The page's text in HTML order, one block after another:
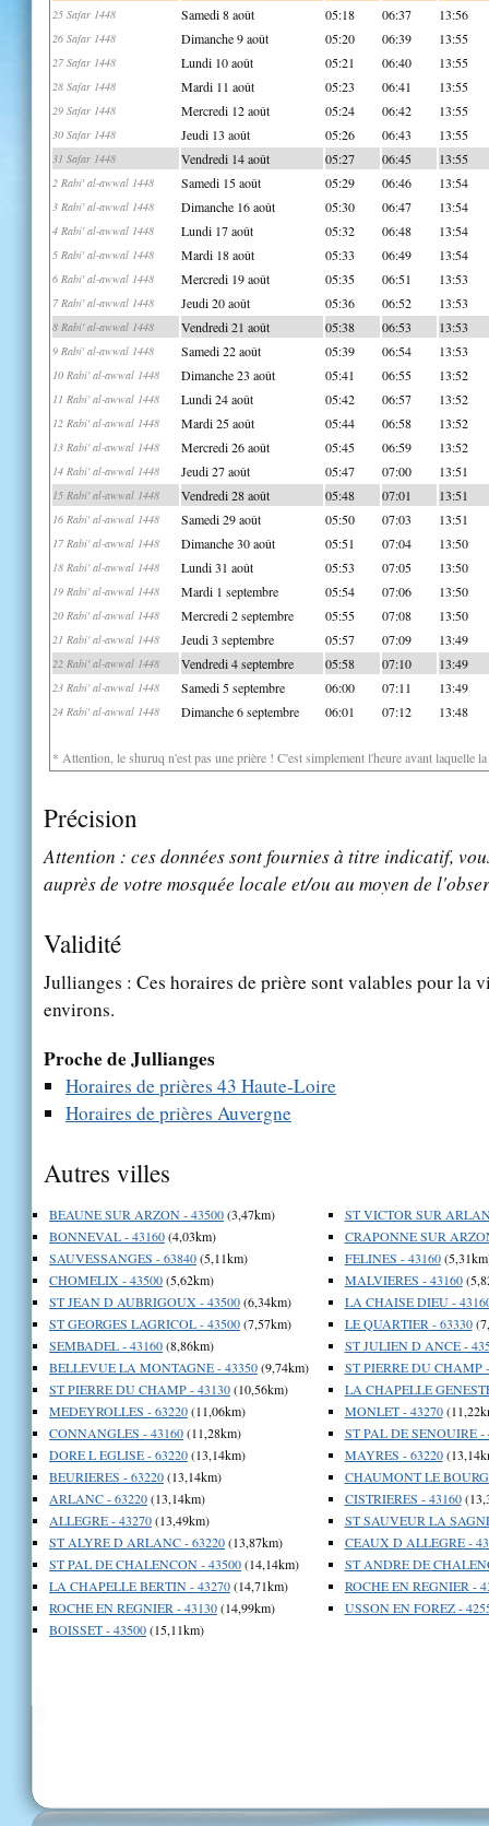
25 Safar 1448 Samedi 8 août 05:18 06:37 13:56
26 Safar 1448 Dimanche 9 août 05:20 06:39 13:55
27 Safar 1448 Lundi 10 août 05:21 06:40 13:55
28 Safar 1448 Mardi 11 août 05:23 06:41 13:55
29 Safar 1448 Mercredi 12 août 05:24 06:42 13:55
30 Safar 1448 Jeudi 13 août 05:26 06:43 13:55
31 Safar 1448 Vendredi 14 août 05:27 06:45 13:55
2 Rabi' al-awwal 1448 Samedi 15 août 05:29 06:46 13:54
3 Rabi' al-awwal 1448 Dimanche 16 août 05:30 06:47 13:54
4 Rabi' al-awwal 1448 Lundi 17 août 05:32 06:48 13:54
5 Rabi' al-awwal 1448 Mardi 18 août 05:33 06:49 13:54
6 Rabi' al-awwal 1448 Mercredi 19 août 05:35 06:51 13:53
7 Rabi' al-awwal 1448 Jeudi 20 août 05:36 06:52 13:53
8 Rabi' al-awwal 1448 Vendredi 21 août 05:38 06:53 13:53
9 Rabi' al-awwal 1448 Samedi 22 août 05:39 06:54 13:53
10 Rabi' al-awwal 1448 Dimanche 23 août 05:41 06:55 13:52
11 Rabi' al-awwal 1448 Lundi 24 août 05:42 06:57 13:52
12 Rabi' al-awwal 1448 Mardi 25 août 05:44 06:58 13:52
13 Rabi' al-awwal 1448 Mercredi 26 août 05:45 06:59 13:52
14 Rabi' al-awwal 1448 Jeudi 27 août 05:47 07:00 13:51
15 Rabi' al-awwal 1448 Vendredi 28 août 05:48 07:01 13:51
16 Rabi' al-awwal 1448 Samedi 29 août 05:50 07:03 13:51
17 Rabi' al-awwal 1448 Dimanche 30 août 05:51 07:04 13:50
18 Rabi' al-awwal 1448 Lundi 31 août 05:53 07:05 13:50
19 Rabi' al-awwal 1448 Mardi 1 septembre 05:54 07:06 13:50
20 Rabi' al-awwal 1448 Mercredi 2 septembre 05:55 07:08 13:50
21 Rabi' al-awwal 1448 Jeudi 3 septembre 05:57 07:09 13:49
22 Rabi' al-awwal 1448 Vendredi 4 septembre 05:58 07:10 13:49
23 Rabi' al-awwal 1448 Samedi 5 septembre 06:00 07:11 13:49
24 Rabi' al-awwal 1448 Dimanche 6 septembre 06:01 07:12 13:48
* Attention, le shuruq n'est pas une prière ! C'est simplement l'heure avant laquelle
Précision
Attention : ces données sont fournies à titre indicatif,
auprès de votre mosquée locale et/ou au moyen de
Validité
Jullianges : Ces horaires de prière sont valables pour la
environs.
Proche de Jullianges
Horaires de prières 43 Haute-Loire
Horaires de prières Auvergne
Autres villes
BEAUNE SUR ARZON - 43500(3,47km)
BONNEVAL - 43160(4,03km)
SAUVESSANGES - 63840(5,11km)
CHOMELIX - 43500(5,62km)
ST JEAN D AUBRIGOUX - 43500(6,34km)
ST GEORGES LAGRICOL - 43500(7,57km)
SEMBADEL - 43160(8,86km)
BELLEVUE LA MONTAGNE - 43350(9,74km)
ST PIERRE DU CHAMP - 43130(10,56km)
MEDEYROLLES - 63220(11,06km)
CONNANGLES - 43160(11,28km)
DORE L EGLISE - 63220(13,14km)
BEURIERES - 63220(13,14km)
ARLANC - 63220(13,14km)
ALLEGRE - 43270(13,49km)
ST ALYRE D ARLANC - 63220(13,87km)
ST PAL DE CHALENCON - 43500(14,14km)
LA CHAPELLE BERTIN - 43270(14,71km)
ROCHE EN REGNIER - 43130(14,99km)
BOISSET - 43500(15,11km)
ST VICTOR SUR
CRAPONNE SUR
FELINES - 43160
MALVIERES - 43160
LA CHAISE DIEU -
LE QUARTIER - 63330
ST JULIEN D ANCE -
ST PIERRE DU CHAMP
LA CHAPELLE
MONLET - 43270
ST PAL DE SENOUIRE -
MAYRES - 63220
CHAUMONT LE
CISTRIERES - 43160
ST SAUVEUR LA
CEAUX D ALLEGRE -
ST ANDRE DE
ROCHE EN REGNIER -
USSON EN FOREZ -